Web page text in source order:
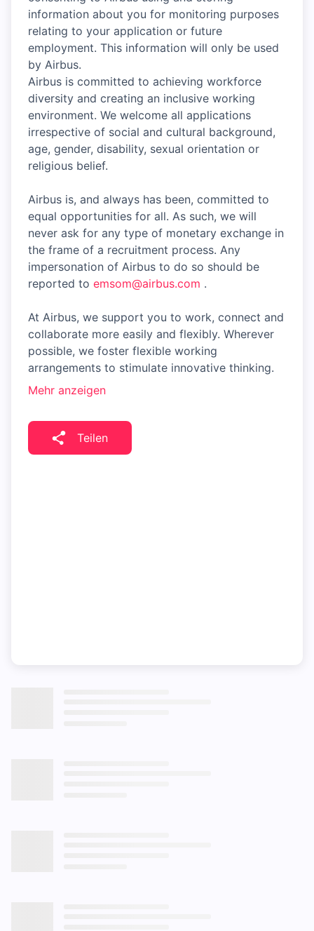
information about you for monitoring purposes
relating to your application or future
employment. This information will only be used
by Airbus.
Airbus is committed to achieving workforce
diversity and creating an inclusive working
environment. We welcome all applications
irrespective of social and cultural background,
age, gender, disability, sexual orientation or
religious belief.
Airbus is, and always has been, committed to
equal opportunities for all. As such, we will
never ask for any type of monetary exchange in
the frame of a recruitment process. Any
impersonation of Airbus to do so should be
reported to emsom@airbus.com .
At Airbus, we support you to work, connect and
collaborate more easily and flexibly. Wherever
possible, we foster flexible working
arrangements to stimulate innovative thinking.
Mehr anzeigen
Teilen